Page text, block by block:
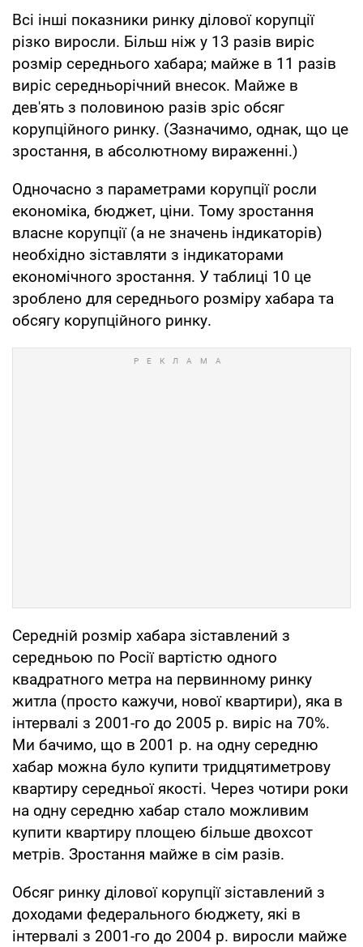
Всі інші показники ринку ділової корупції
різко виросли. Більш ніж у 13 разів виріс
розмір середнього хабара; майже в 11 разів
виріс середньорічний внесок. Майже в
дев'ять з половиною разів зріс обсяг
корупційного ринку. (Зазначимо, однак, що це
зростання, в абсолютному вираженні.)
Одночасно з параметрами корупції росли
економіка, бюджет, ціни. Тому зростання
власне корупції (а не значень індикаторів)
необхідно зіставляти з індикаторами
економічного зростання. У таблиці 10 це
зроблено для середнього розміру хабара та
обсягу корупційного ринку.
Середній розмір хабара зіставлений з
середньою по Росії вартістю одного
квадратного метра на первинному ринку
житла (просто кажучи, нової квартири), яка в
інтервалі з 2001-го до 2005 р. виріс на 70%.
Ми бачимо, що в 2001 р. на одну середню
хабар можна було купити тридцятиметрову
квартиру середньої якості. Через чотири роки
на одну середню хабар стало можливим
купити квартиру площею більше двохсот
метрів. Зростання майже в сім разів.
Обсяг ринку ділової корупції зіставлений з
доходами федерального бюджету, які в
інтервалі з 2001-го до 2004 р. виросли майже